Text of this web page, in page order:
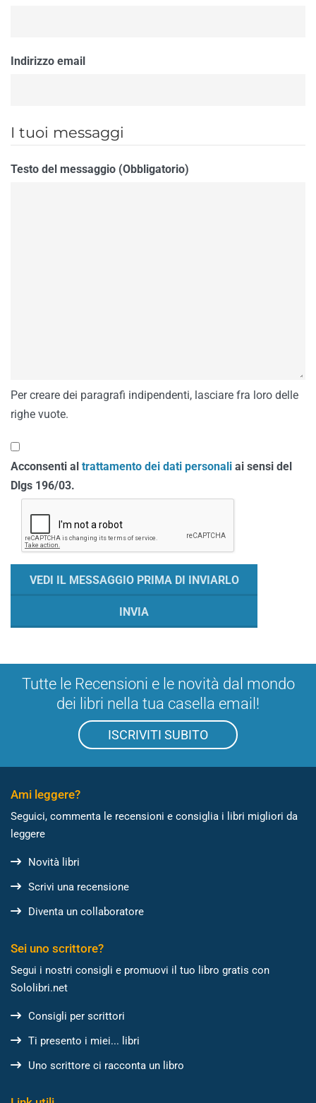
Indirizzo email
I tuoi messaggi
Testo del messaggio (Obbligatorio)
Per creare dei paragrafi indipendenti, lasciare fra loro delle
righe vuote.
Acconsenti al trattamento dei dati personali ai sensi del
Dlgs 196/03.
Tutte le Recensioni e le novità dal mondo
dei libri nella tua casella email!
ISCRIVITI SUBITO
Ami leggere?
Seguici, commenta le recensioni e consiglia i libri migliori da
leggere
Novità libri
Scrivi una recensione
Diventa un collaboratore
Sei uno scrittore?
Segui i nostri consigli e promuovi il tuo libro gratis con
Sololibri.net
Consigli per scrittori
Ti presento i miei... libri
Uno scrittore ci racconta un libro